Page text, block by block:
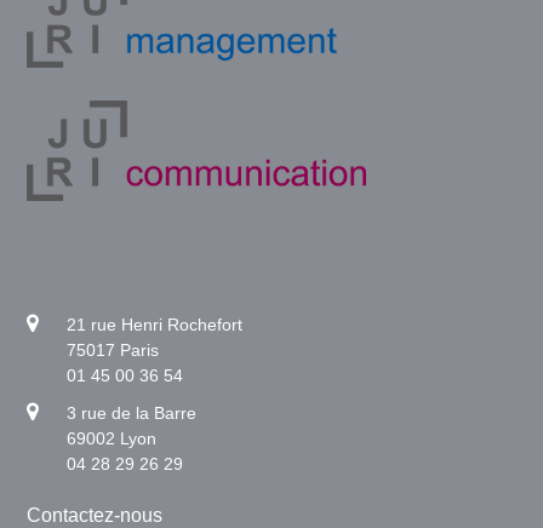
21 rue Henri Rochefort
75017 Paris
01 45 00 36 54
3 rue de la Barre
69002 Lyon
04 28 29 26 29
Contactez-nous